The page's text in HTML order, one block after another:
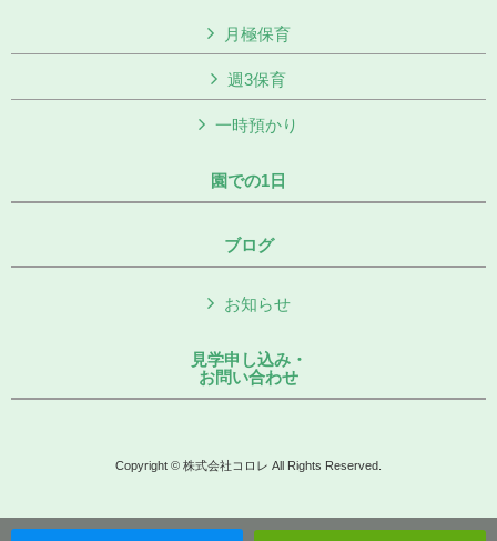
月極保育
週3保育
一時預かり
園での1日
ブログ
お知らせ
見学申し込み・
お問い合わせ
Copyright © 株式会社コロレ All Rights Reserved.